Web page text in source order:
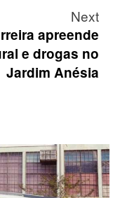
Next
apreende
e drogas no
Jardim Anésia